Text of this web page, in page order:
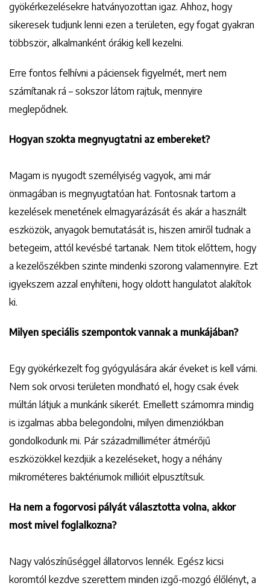
gyökérkezelésekre hatványozottan igaz. Ahhoz, hogy
sikeresek tudjunk lenni ezen a területen, egy fogat gyakran
többször, alkalmanként órákig kell kezelni.
Erre fontos felhívni a páciensek figyelmét, mert nem
számítanak rá – sokszor látom rajtuk, mennyire
meglepődnek.
Hogyan szokta megnyugtatni az embereket?
Magam is nyugodt személyiség vagyok, ami már
önmagában is megnyugtatóan hat. Fontosnak tartom a
kezelések menetének elmagyarázását és akár a használt
eszközök, anyagok bemutatását is, hiszen amiről tudnak a
betegeim, attól kevésbé tartanak. Nem titok előttem, hogy
a kezelőszékben szinte mindenki szorong valamennyire. Ezt
igyekszem azzal enyhíteni, hogy oldott hangulatot alakítok
ki.
Milyen speciális szempontok vannak a munkájában?
Egy gyökérkezelt fog gyógyulására akár éveket is kell várni.
Nem sok orvosi területen mondható el, hogy csak évek
múltán látjuk a munkánk sikerét. Emellett számomra mindig
is izgalmas abba belegondolni, milyen dimenziókban
gondolkodunk mi. Pár századmilliméter átmérőjű
eszközökkel kezdjük a kezeléseket, hogy a néhány
mikrométeres baktériumok millióit elpusztítsuk.
Ha nem a fogorvosi pályát választotta volna, akkor
most mivel foglalkozna?
Nagy valószínűséggel állatorvos lennék. Egész kicsi
koromtól kezdve szerettem minden izgő-mozgó élőlényt, a